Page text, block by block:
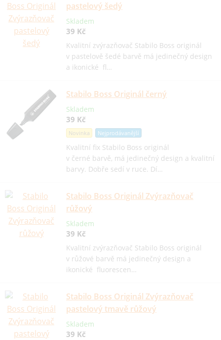
pastelový šedý
Skladem
39 Kč
Kvalitní zvýrazňovač Stabilo Boss originál
v pastelově šedé barvě má jedinečný design
a ikonické fl…
Stabilo Boss Originál černý
Skladem
39 Kč
Novinka Nejprodávanější
Kvalitní fix Stabilo Boss originál
v černé barvě, má jedinečný design a kvalitní
barvy. Dobře sedí v ruce. Dí…
Stabilo Boss Originál Zvýrazňovač
růžový
Skladem
39 Kč
Kvalitní zvýrazňovač Stabilo Boss originál
v růžové barvě má jedinečný design a
ikonické fluorescen…
Stabilo Boss Originál Zvýrazňovač
pastelový tmavě růžový
Skladem
39 Kč